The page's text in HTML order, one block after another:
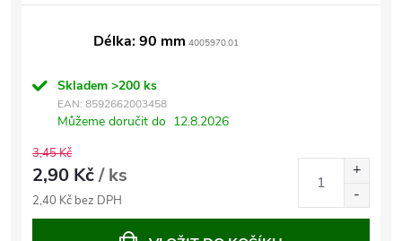
Délka: 90 mm 4005970.01
Skladem >200 ks
EAN: 8592662003458
Můžeme doručit do 12.8.2026
3,45 Kč
2,90 Kč/ ks
2,40 Kč bez DPH